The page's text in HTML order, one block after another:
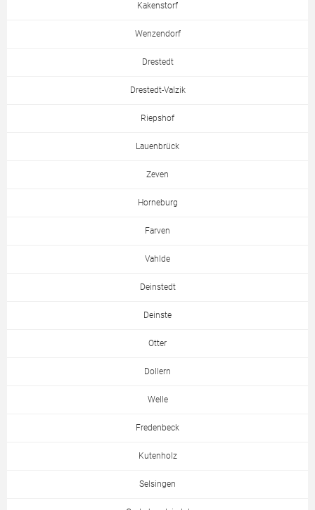
Kakenstorf
Wenzendorf
Drestedt
Drestedt-Valzik
Riepshof
Lauenbrück
Zeven
Horneburg
Farven
Vahlde
Deinstedt
Deinste
Otter
Dollern
Welle
Fredenbeck
Kutenholz
Selsingen